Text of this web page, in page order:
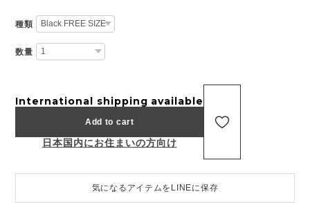
種類
数量
International shipping available
Add to cart
日本国内にお住まいの方向け
気になるアイテムをLINEに保存